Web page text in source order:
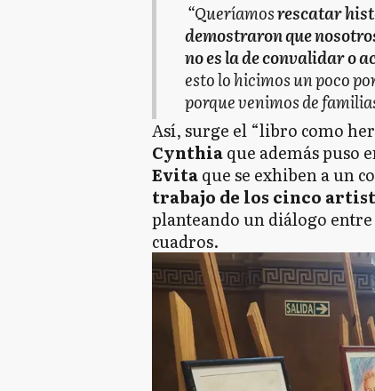
“Queríamosrescatar
demostraron que
no es la de convalidar o
esto lo hicimos un poco
porque venimos de
Así, surge el “libro como
Cynthiaque además puso
Evitaque se exhiben a un
trabajo de los cinco
planteando un diálogo
cuadros.